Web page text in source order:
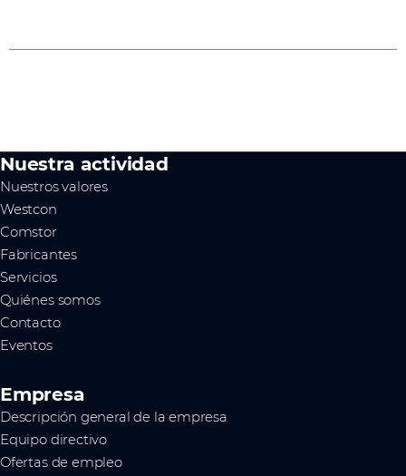
Nuestra actividad
Nuestros valores
Westcon
Comstor
Fabricantes
Servicios
Quiénes somos
Contacto
Eventos
Empresa
Descripción general de la empresa
Equipo directivo
Ofertas de empleo